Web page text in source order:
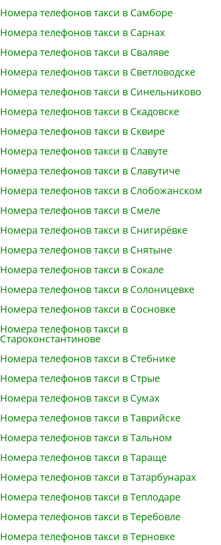
Номера телефонов такси в Самборе
Номера телефонов такси в Сарнах
Номера телефонов такси в Сваляве
Номера телефонов такси в Светловодске
Номера телефонов такси в Синельниково
Номера телефонов такси в Скадовске
Номера телефонов такси в Сквире
Номера телефонов такси в Славуте
Номера телефонов такси в Славутиче
Номера телефонов такси в Слобожанском
Номера телефонов такси в Смеле
Номера телефонов такси в Снигирёвке
Номера телефонов такси в Снятыне
Номера телефонов такси в Сокале
Номера телефонов такси в Солоницевке
Номера телефонов такси в Сосновке
Номера телефонов такси в
Староконстантинове
Номера телефонов такси в Стебнике
Номера телефонов такси в Стрые
Номера телефонов такси в Сумах
Номера телефонов такси в Таврийске
Номера телефонов такси в Тальном
Номера телефонов такси в Тараще
Номера телефонов такси в Татарбунарах
Номера телефонов такси в Теплодаре
Номера телефонов такси в Теребовле
Номера телефонов такси в Терновке